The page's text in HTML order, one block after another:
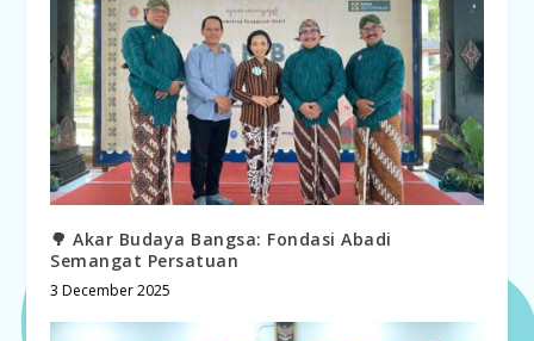
🌳 Akar Budaya Bangsa: Fondasi Abadi
Semangat Persatuan
3 December 2025